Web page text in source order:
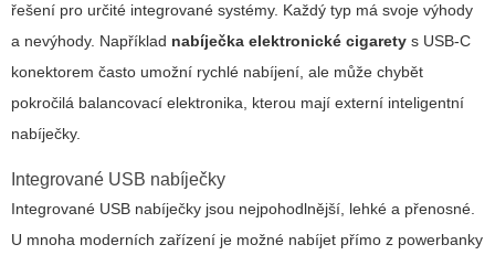
řešení pro určité integrované systémy. Každý typ má svoje výhody
a nevýhody. Například nabíječka elektronické cigarety s USB-C
konektorem často umožní rychlé nabíjení, ale může chybět
pokročilá balancovací elektronika, kterou mají externí inteligentní
nabíječky.
Integrované USB nabíječky
Integrované USB nabíječky jsou nejpohodlnější, lehké a přenosné.
U mnoha moderních zařízení je možné nabíjet přímo z powerbanky